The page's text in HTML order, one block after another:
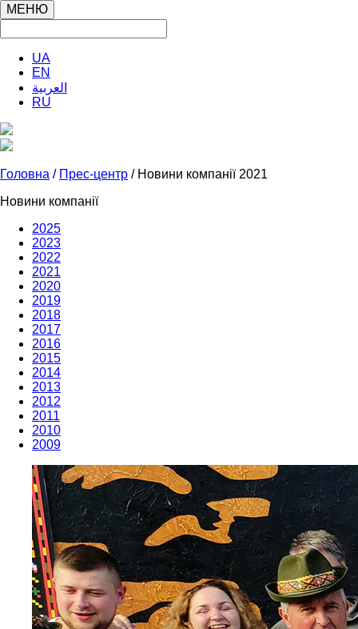
МЕНЮ
UA
EN
العربية
RU
Головна / Прес-центр / Новини компанії 2021
Новини компанії
2025
2023
2022
2021
2020
2019
2018
2017
2016
2015
2014
2013
2012
2011
2010
2009